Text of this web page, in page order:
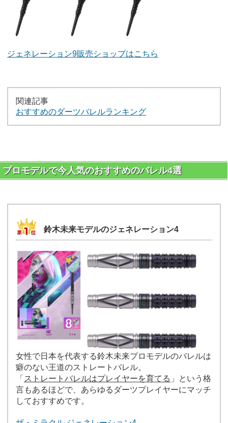
ジェネレーション9販売ショップはこちら
関連記事
おすすめのダーツバレルランキング
プロモデルで今人気のおすすめのバレル4選
鈴木未来モデルのジェネレーション4
女性で日本を代表する鈴木未来プロモデルのバレルは
癖のない王道のストレートバレル。
「 ストレートバレルはプレイヤーを育てる 」という格
言もあるほどで、あらゆるダーツプレイヤーにマッチ
しておすすめです。